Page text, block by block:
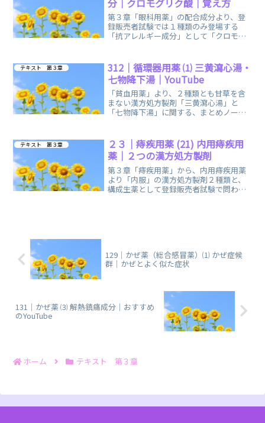
第３章「眼科用薬」の配合成分より、登
録販売者試験では１種類のみ登場する
「抗アレルギー成分」として「クロモグ
テキスト 第３章
312｜循環器用薬 ⑴ 三黄瀉心湯・
七物降下湯｜YouTube
「貧血用薬」より、２種類とも甘草を含
まない漢方処方製剤「三黄瀉心湯」と
「七物降下湯」に関する、まとめノート
テキスト 第３章
２３｜痔疾用薬 (21) 内用痔疾用
薬｜２つの漢方処方製剤
第３章「痔疾用薬」から、内用痔疾用薬
より「内服」の漢方処方製剤２種類と、
構成生薬として登録販売者試験で問われ
129｜かぜ薬（総合感冒薬）⑴ かぜ症候
群｜かぜとよく似た症状
131｜かぜ薬 ⑶ 解熱鎮痛成分｜おすすめ
のYouTube
ホーム テキスト 第３章